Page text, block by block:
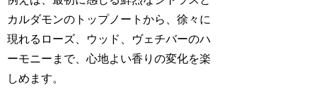
カルダモンのトップノートから、徐々に
現れるローズ、ウッド、ヴェチバーのハ
ーモニーまで、心地よい香りの変化を楽
しめます。